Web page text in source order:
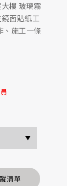
樓 玻璃霧
面貼紙工
、施工一條
清單